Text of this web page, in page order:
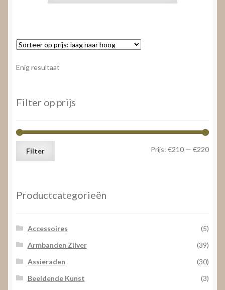
Enig resultaat
Filter op prijs
Min.
Max.
Filter Prijs: €210 — €220
Productcategorieën
Accessoires
(5)
Armbanden Zilver
(39)
Assieraden
(30)
Beeldende Kunst
(3)